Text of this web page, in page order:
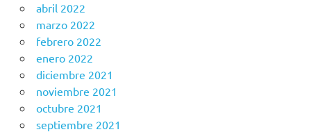
abril 2022
marzo 2022
febrero 2022
enero 2022
diciembre 2021
noviembre 2021
octubre 2021
septiembre 2021